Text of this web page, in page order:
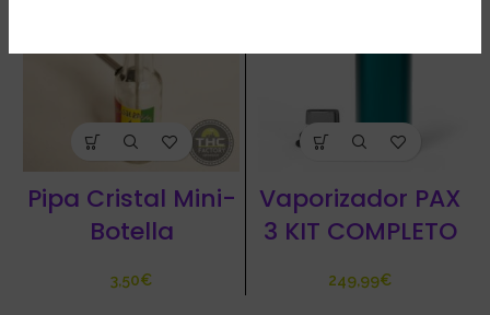
Pipa Cristal Mini-
Botella
€
Vaporizador PAX
3 KIT COMPLETO
€